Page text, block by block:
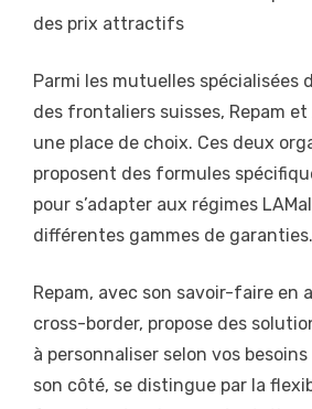
des prix attractifs
Parmi les mutuelles spécialisées
des frontaliers suisses, Repam
une place de choix. Ces deux
proposent des formules
pour s’adapter aux régimes
différentes gammes de garanties.
Repam, avec son savoir-faire en
cross-border, propose des
à personnaliser selon vos
son côté, se distingue par la